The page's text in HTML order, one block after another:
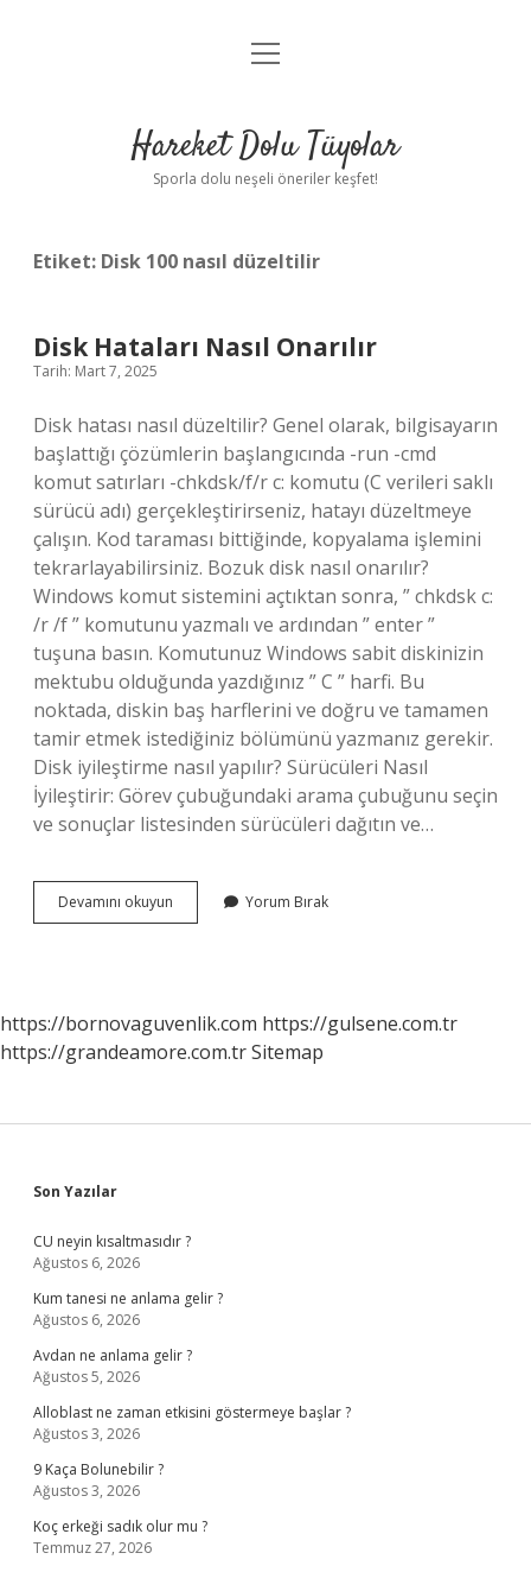
Anasayfa
Yasal Uyarı
menüyü
Hareket Dolu Tüyolar
Sporla dolu neşeli öneriler keşfet!
Etiket: Disk 100 nasıl düzeltilir
Disk Hataları Nasıl Onarılır
Tarih: Mart 7, 2025
Disk hatası nasıl düzeltilir? Genel olarak, bilgisayarın
başlattığı çözümlerin başlangıcında -run -cmd
komut satırları -chkdsk/f/r c: komutu (C verileri saklı
sürücü adı) gerçekleştirirseniz, hatayı düzeltmeye
çalışın. Kod taraması bittiğinde, kopyalama işlemini
tekrarlayabilirsiniz. Bozuk disk nasıl onarılır?
Windows komut sistemini açtıktan sonra, ” chkdsk c:
/r /f ” komutunu yazmalı ve ardından ” enter ”
tuşuna basın. Komutunuz Windows sabit diskinizin
mektubu olduğunda yazdığınız ” C ” harfi. Bu
noktada, diskin baş harflerini ve doğru ve tamamen
tamir etmek istediğiniz bölümünü yazmanız gerekir.
Disk iyileştirme nasıl yapılır? Sürücüleri Nasıl
İyileştirir: Görev çubuğundaki arama çubuğunu seçin
ve sonuçlar listesinden sürücüleri dağıtın ve…
Devamını okuyun
Hataları
Yorum Bırak
https://bornovaguvenlik.com https://gulsene.com.tr
https://grandeamore.com.trSitemap
Sidebar
Son Yazılar
CU neyin kısaltmasıdır ?
Ağustos 6, 2026
Kum tanesi ne anlama gelir ?
Ağustos 6, 2026
Avdan ne anlama gelir ?
Ağustos 5, 2026
Alloblast ne zaman etkisini göstermeye başlar ?
Ağustos 3, 2026
9 Kaça Bolunebilir ?
Ağustos 3, 2026
Koç erkeği sadık olur mu ?
Temmuz 27, 2026